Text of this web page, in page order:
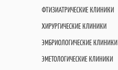
ФТИЗИАТРИЧЕСКИЕ КЛИНИКИ
ХИРУРГИЧЕСКИЕ КЛИНИКИ
ЭМБРИОЛОГИЧЕСКИЕ КЛИНИКИ
ЭМЕТОЛОГИЧЕСКИЕ КЛИНИКИ